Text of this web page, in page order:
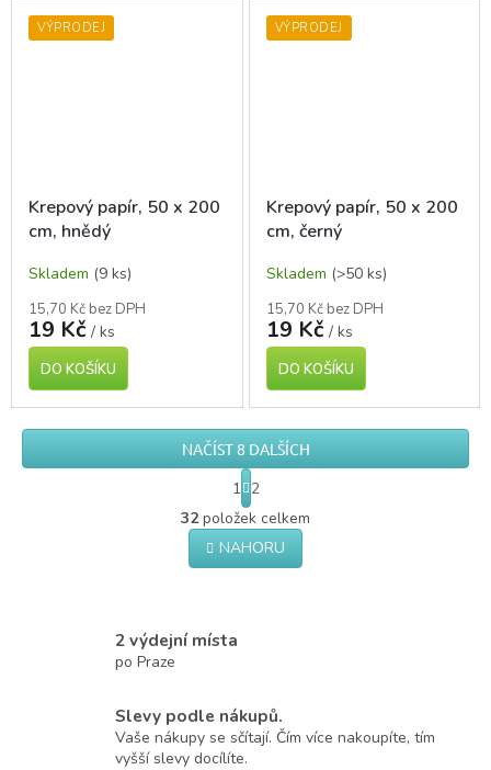
VÝPRODEJ
Krepový papír, 50 x 200
cm, hnědý
Skladem (9 ks)
15,70 Kč bez DPH
19 Kč / ks
DO KOŠÍKU
VÝPRODEJ
Krepový papír, 50 x 200
cm, černý
Skladem (>50 ks)
15,70 Kč bez DPH
19 Kč / ks
DO KOŠÍKU
O
v
l
á
v
k
y
NAČÍST 8 DALŠÍCH
S
t
r
á
n
k
1 2
32položek celkem
NAHORU
2 výdejní místa
po Praze
Slevy podle nákupů.
Vaše nákupy se sčítají. Čím více nakoupíte, tím
vyšší slevy docílíte.